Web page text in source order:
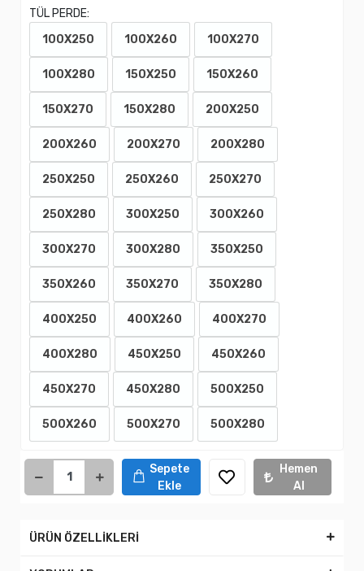
TÜL PERDE:
100X250
100X260 100X270
100X280 150X250 150X260
150X270 150X280 200X250
200X260 200X270 200X280
250X250 250X260 250X270
250X280 300X250 300X260
300X270 300X280 350X250
350X260 350X270 350X280
400X250 400X260 400X270
400X280 450X250 450X260
450X270 450X280 500X250
500X260 500X270 500X280
Sepete
Ekle
Hemen
Al
ÜRÜN ÖZELLİKLERİ